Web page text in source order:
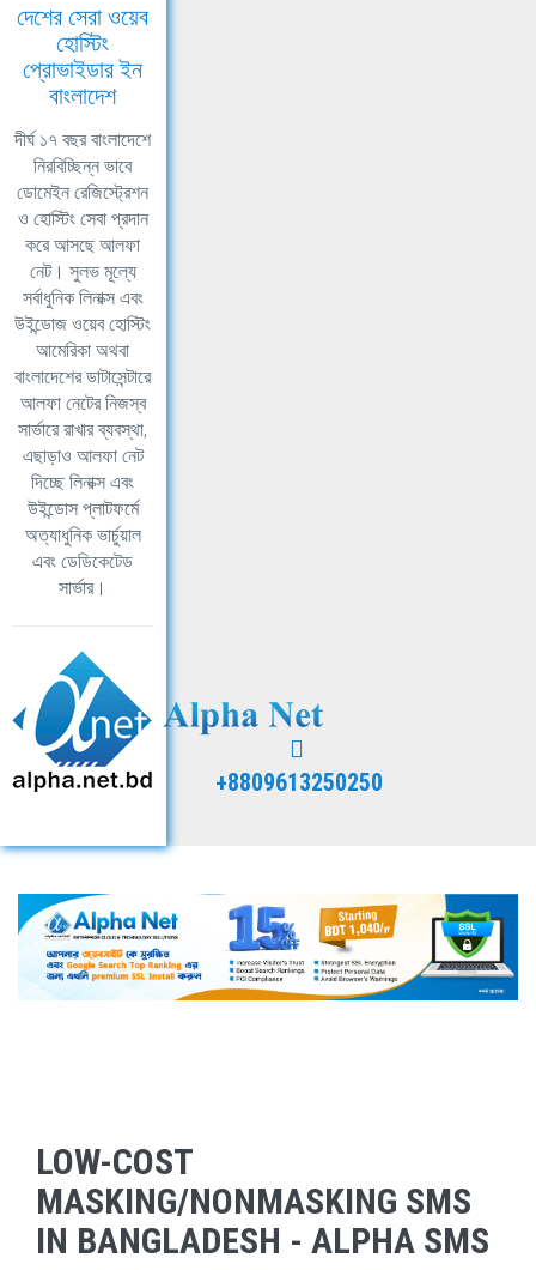
দেশের সেরা ওয়েব
হোস্টিং
প্রোভাইডার ইন
বাংলাদেশ
দীর্ঘ ১৭ বছর বাংলাদেশে
নিরবিচ্ছিন্ন ভাবে
ডোমেইন রেজিস্ট্রেশন
ও হোস্টিং সেবা প্রদান
করে আসছে আলফা
নেট। সুলভ মূল্যে
সর্বাধুনিক লিনাক্স এবং
উইন্ডোজ ওয়েব হোস্টিং
আমেরিকা অথবা
বাংলাদেশের ডাটাসেন্টারে
আলফা নেটের নিজস্ব
সার্ভারে রাখার ব্যবস্থা,
এছাড়াও আলফা নেট
দিচ্ছে লিনাক্স এবং
উইন্ডোস প্লাটফর্মে
অত্যাধুনিক ভার্চুয়াল
এবং ডেডিকেটেড
সার্ভার।
+8809613250250
LOW-COST
MASKING/NONMASKING SMS
IN BANGLADESH - ALPHA SMS